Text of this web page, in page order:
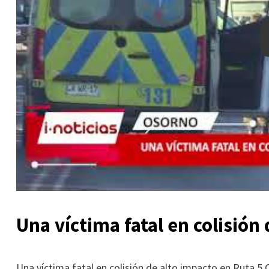
Una víctima fatal en colisión